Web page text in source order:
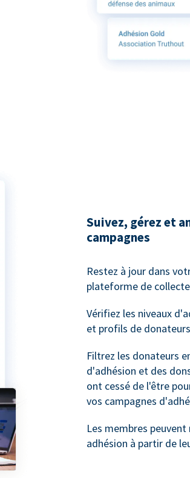
Suivez, gérez et
campagnes
Restez à jour dans
plateforme de
Vérifiez les niveaux
et profils de
Filtrez les donateurs
d'adhésion et des
ont cessé de l'être
vos campagnes
Les membres
adhésion à partir de